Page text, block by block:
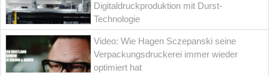
Digitaldruckproduktion mit Durst-
Technologie
Video: Wie Hagen Sczepanski seine
Verpackungsdruckerei immer wieder
optimiert hat